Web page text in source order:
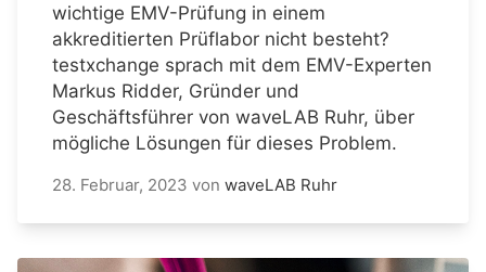
wichtige EMV-Prüfung in einem
akkreditierten Prüflabor nicht besteht?
testxchange sprach mit dem EMV-Experten
Markus Ridder, Gründer und
Geschäftsführer von waveLAB Ruhr, über
mögliche Lösungen für dieses Problem.
28. Februar, 2023 von waveLAB Ruhr